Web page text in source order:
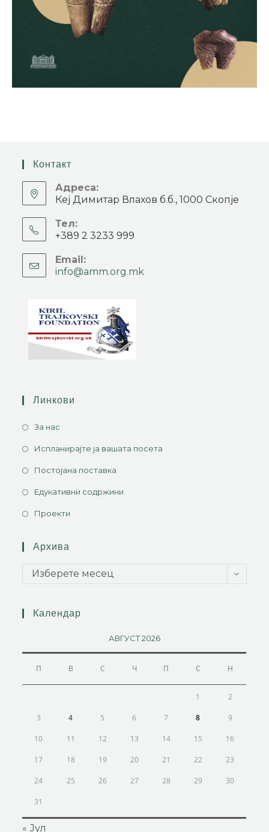
Контакт
Адреса:
Кеј Димитар Влахов б.б., 1000 Скопје
Тел:
+389 2 3233 999
Email:
info@amm.org.mk
Линкови
За нас
Испланирајте ја вашата посета
Постојана поставка
Едукативни содржини
Проекти
Архива
Изберете месец
Календар
АВГУСТ 2026
П В С Ч П С Н
1 2
3 4 5 6 7 8 9
10 11 12 13 14 15 16
17 18 19 20 21 22 23
24 25 26 27 28 29 30
31
« Јул